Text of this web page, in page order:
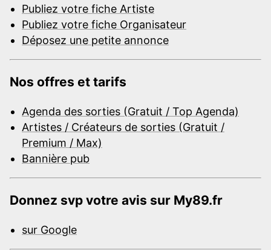
Publiez votre fiche Artiste
Publiez votre fiche Organisateur
Déposez une petite annonce
Nos offres et tarifs
Agenda des sorties (Gratuit / Top Agenda)
Artistes / Créateurs de sorties (Gratuit /
Premium / Max)
Bannière pub
Donnez svp votre avis sur My89.fr
sur Google